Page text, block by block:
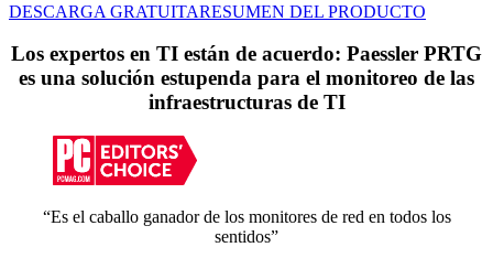
DESCARGA GRATUITARESUMEN DEL PRODUCTO
Los expertos en TI están de acuerdo: Paessler PRTG
es una solución estupenda para el monitoreo de las
infraestructuras de TI
“Es el caballo ganador de los monitores de red en todos los
sentidos”